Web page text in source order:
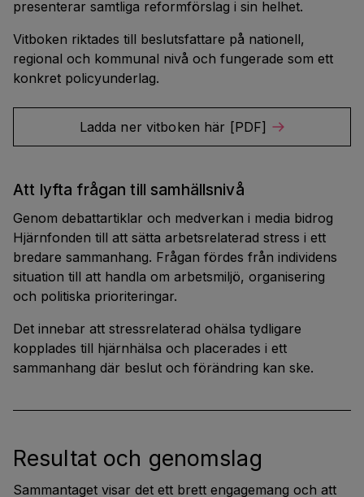
presenterar samtliga reformförslag i sin helhet.
Vitboken riktades till beslutsfattare på nationell,
regional och kommunal nivå och fungerade som ett
konkret policyunderlag.
Ladda ner vitboken här [PDF]
Att lyfta frågan till samhällsnivå
Genom debattartiklar och medverkan i media bidrog
Hjärnfonden till att sätta arbetsrelaterad stress i ett
bredare sammanhang. Frågan fördes från individens
situation till att handla om arbetsmiljö, organisering
och politiska prioriteringar.
Det innebar att stressrelaterad ohälsa tydligare
kopplades till hjärnhälsa och placerades i ett
sammanhang där beslut och förändring kan ske.
Resultat och genomslag
Sammantaget visar det ett brett engagemang och att